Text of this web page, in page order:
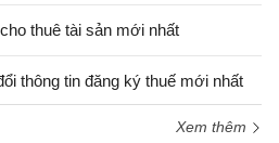
thuê tài sản mới nhất
thông tin đăng ký thuế mới nhất
Xem thêm